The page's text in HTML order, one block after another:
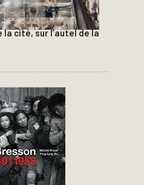
la cité, sur l’autel de la